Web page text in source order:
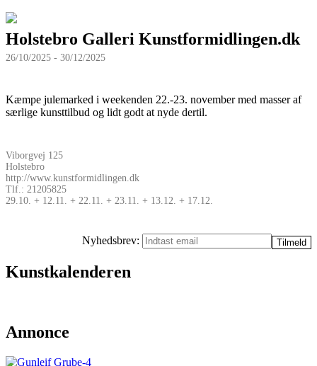
Holstebro Galleri Kunstformidlingen.dk
26/10/2025 - 30/12/2025
Kæmpe julemarked i weekenden 22.-23. november med masser af
særlige kunsttilbud og lidt godt at nyde dertil.
Viborgvej 125
Holstebro
http://www.kunstformidlingen.dk
Tlf.: 21205825
29.10. + 12.11. + 22.11. + 23.11. + 13.12. + 17.12.
Nyhedsbrev:
Kunstkalenderen
Annonce